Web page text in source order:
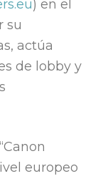
) en el
su
actúa
de lobby y
europeo